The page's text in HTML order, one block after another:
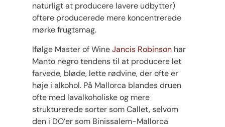
naturligt at producere lavere udbytter)
oftere producerede mere koncentrerede
mørke frugtsmag.
Ifølge Master of WineJancis Robinson har
Manto negro tendens til at producere let
farvede, bløde, lette rødvine, der ofte er
høje i alkohol. På Mallorca blandes druen
ofte med lavalkoholiske og mere
strukturerede sorter som Callet, selvom
den i DO’er som Binissalem-Mallorca